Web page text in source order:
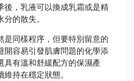
後，乳液可以換成乳霜或是精
的散失。
是同樣程序，但要特別留意的
開容易引發肌膚問題的化學添
具有溫和舒緩配方的保濕產
持在穩定狀態。